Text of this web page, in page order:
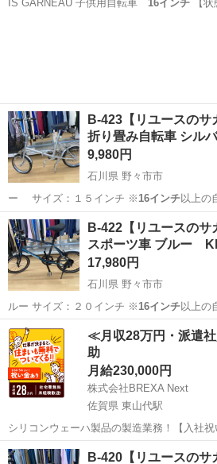
IS GARNEAU 子供用自転車 16インチ 【
B-423【リユースのサ
折り畳み自転車 シ
9,980円
石川県 野々市市
ー サイズ：１５インチ ※16インチ以上の
自転車…
石川 野々市市 自転車
B-422【リユースの
スポーツ車 ブルー
17,980円
石川県 野々市市
ルー サイズ：２０インチ ※ 16インチ以上の
自転車…
石川 野々市市 自転車 サカイ
≪月収28万円・派遣
助
月給230,000円
株式会社BREXA Next
佐賀県 東山代駅
シリコンウェーハ製品の製造業務！【入社祝
やカップルとの応募OK◎年間休日129日＆
実♪業務はクリーンルームで快適作業◎自社
佐賀 伊万里市 東山代駅 その他
B-420【リユースの